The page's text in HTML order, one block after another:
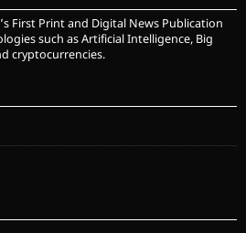
First Print and Digital News Publication
such as Artificial Intelligence, Big
cryptocurrencies.